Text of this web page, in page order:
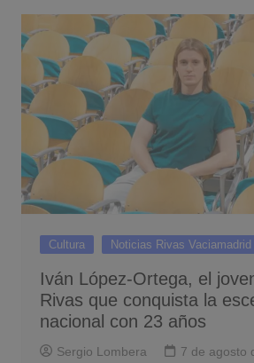
Cultura Noticias Rivas Vaciamadrid
Iván López-Ortega, el
Rivas que conquista la
nacional con 23 años
Sergio Lombera 7 de agosto